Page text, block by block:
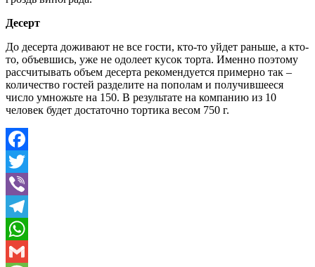
Десерт
До десерта доживают не все гости, кто-то уйдет раньше, а кто-
то, объевшись, уже не одолеет кусок торта. Именно поэтому
рассчитывать объем десерта рекомендуется примерно так –
количество гостей разделите на пополам и получившееся
число умножьте на 150. В результате на компанию из 10
человек будет достаточно тортика весом 750 г.
Facebook
Twitter
Viber
Telegram
WhatsApp